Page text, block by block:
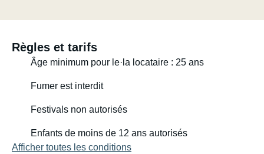
Règles et tarifs
Âge minimum pour le·la locataire : 25 ans
Fumer est interdit
Festivals non autorisés
Enfants de moins de 12 ans autorisés
Afficher toutes les conditions